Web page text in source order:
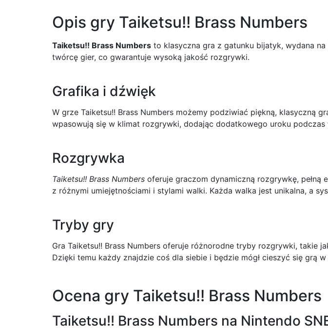
Opis gry Taiketsu!! Brass Numbers
Taiketsu!! Brass Numbers to klasyczna gra z gatunku bijatyk, wydana
twórcę gier, co gwarantuje wysoką jakość rozgrywki.
Grafika i dźwięk
W grze Taiketsu!! Brass Numbers możemy podziwiać piękną,
wpasowują się w klimat rozgrywki, dodając dodatkowego uroku podczas
Rozgrywka
Taiketsu!! Brass Numbers oferuje graczom dynamiczną rozgrywkę,
z różnymi umiejętnościami i stylami walki. Każda walka jest unikalna, a
Tryby gry
Gra Taiketsu!! Brass Numbers oferuje różnorodne tryby rozgrywki,
Dzięki temu każdy znajdzie coś dla siebie i będzie mógł cieszyć się grą
Ocena gry Taiketsu!! Brass Numbers
Taiketsu!! Brass Numbers na Nintendo